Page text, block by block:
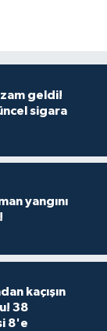
geldi!
sigara
yangını
kaçışın
38
8'e